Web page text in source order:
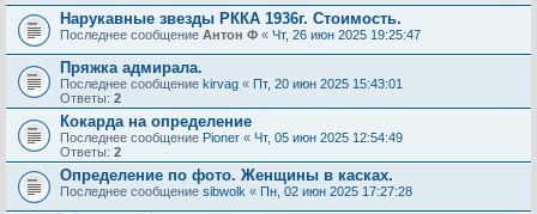
Нарукавные звезды РККА 1936г. Стоимость.
Последнее сообщение Антон Ф « Чт, 26 июн 2025 19:25:47
Пряжка адмирала.
Последнее сообщение kirvag « Пт, 20 июн 2025 15:43:01
Ответы: 2
Кокарда на определение
Последнее сообщение Pioner « Чт, 05 июн 2025 12:54:49
Ответы: 2
Определение по фото. Женщины в касках.
Последнее сообщение sibwolk « Пн, 02 июн 2025 17:27:28